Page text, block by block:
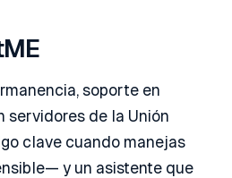
soporte en
servidores de la Unión
clave cuando manejas
y un asistente que